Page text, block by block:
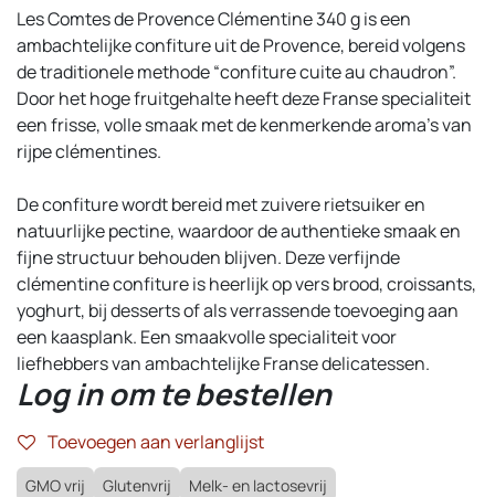
Les Comtes de Provence Clémentine 340 g is een
ambachtelijke confiture uit de Provence, bereid volgens
de traditionele methode “confiture cuite au chaudron”.
Door het hoge fruitgehalte heeft deze Franse specialiteit
een frisse, volle smaak met de kenmerkende aroma’s van
rijpe clémentines.
De confiture wordt bereid met zuivere rietsuiker en
natuurlijke pectine, waardoor de authentieke smaak en
fijne structuur behouden blijven. Deze verfijnde
clémentine confiture is heerlijk op vers brood, croissants,
yoghurt, bij desserts of als verrassende toevoeging aan
een kaasplank. Een smaakvolle specialiteit voor
liefhebbers van ambachtelijke Franse delicatessen.
Log in om te bestellen
Toevoegen aan verlanglijst
GMO vrij Glutenvrij
Melk- en lactosevrij